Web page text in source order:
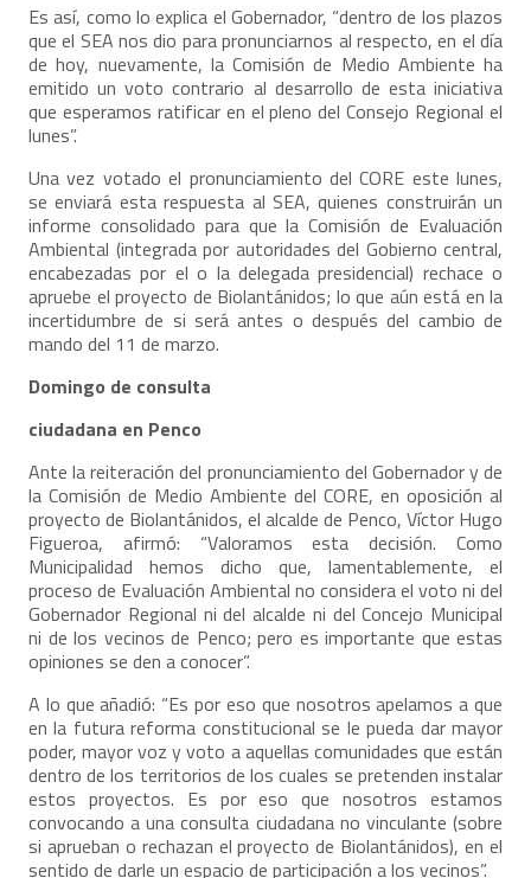
Es así, como lo explica el Gobernador, “dentro de los plazos
que el SEA nos dio para pronunciarnos al respecto, en el día
de hoy, nuevamente, la Comisión de Medio Ambiente ha
emitido un voto contrario al desarrollo de esta iniciativa
que esperamos ratificar en el pleno del Consejo Regional el
lunes”.
Una vez votado el pronunciamiento del CORE este lunes,
se enviará esta respuesta al SEA, quienes construirán un
informe consolidado para que la Comisión de Evaluación
Ambiental (integrada por autoridades del Gobierno central,
encabezadas por el o la delegada presidencial) rechace o
apruebe el proyecto de Biolantánidos; lo que aún está en la
incertidumbre de si será antes o después del cambio de
mando del 11 de marzo.
Domingo de consulta
ciudadana en Penco
Ante la reiteración del pronunciamiento del Gobernador y de
la Comisión de Medio Ambiente del CORE, en oposición al
proyecto de Biolantánidos, el alcalde de Penco, Víctor Hugo
Figueroa, afirmó: “Valoramos esta decisión. Como
Municipalidad hemos dicho que, lamentablemente, el
proceso de Evaluación Ambiental no considera el voto ni del
Gobernador Regional ni del alcalde ni del Concejo Municipal
ni de los vecinos de Penco; pero es importante que estas
opiniones se den a conocer”.
A lo que añadió: “Es por eso que nosotros apelamos a que
en la futura reforma constitucional se le pueda dar mayor
poder, mayor voz y voto a aquellas comunidades que están
dentro de los territorios de los cuales se pretenden instalar
estos proyectos. Es por eso que nosotros estamos
convocando a una consulta ciudadana no vinculante (sobre
si aprueban o rechazan el proyecto de Biolantánidos), en el
sentido de darle un espacio de participación a los vecinos”.